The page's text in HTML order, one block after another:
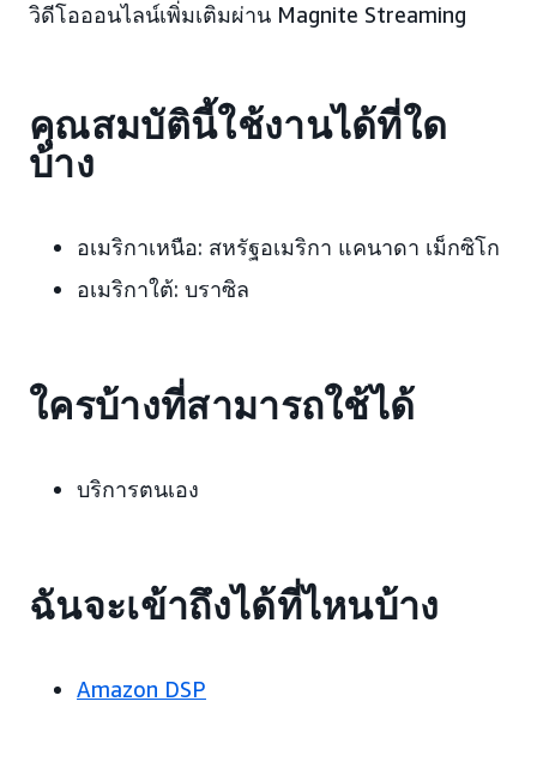
วิดีโอออนไลน์เพิ่มเติมผ่าน Magnite Streaming
คุณสมบัตินี้ใช้งานได้ที่ใด
บ้าง
อเมริกาเหนือ: สหรัฐอเมริกา แคนาดา เม็กซิโก
อเมริกาใต้: บราซิล
ใครบ้างที่สามารถใช้ได้
บริการตนเอง
ฉันจะเข้าถึงได้ที่ไหนบ้าง
Amazon DSP